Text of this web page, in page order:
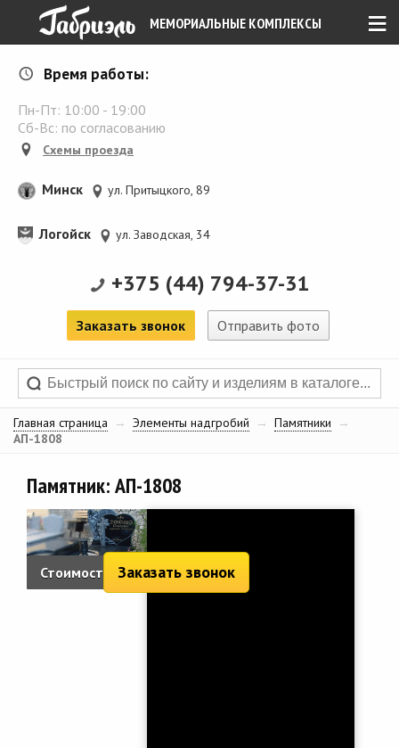
≡
МЕМОРИАЛЬНЫЕ КОМПЛЕКСЫ
Время работы:
Пн-Пт: 10:00 - 19:00
Сб-Вс: по согласованию
Схемы проезда
Минск ул. Притыцкого, 89
Логойск ул. Заводская, 34
+375 (44) 794-37-31
Заказать звонок Отправить фото
Главная страница → Элементы надгробий → Памятники
→
АП-1808
Памятник: АП-1808
Стоимость: 8 540 руб.
Заказать звонок